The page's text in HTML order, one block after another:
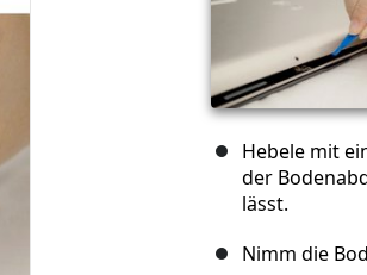
Hebele mit
der
lässt.
Nimm die